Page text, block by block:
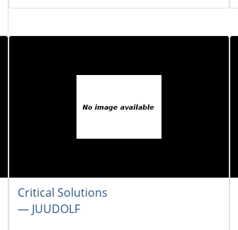
Critical Solutions
― JUUDOLF